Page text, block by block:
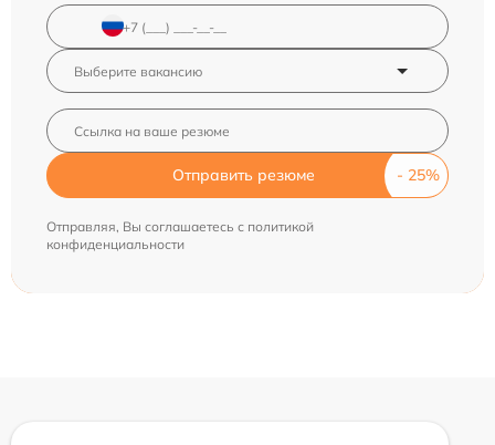
Отправить резюме
Отправляя, Вы соглашаетесь с политикой
конфиденциальности